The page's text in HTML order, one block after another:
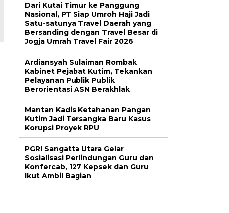
Dari Kutai Timur ke Panggung
Nasional, PT Siap Umroh Haji Jadi
Satu-satunya Travel Daerah yang
Bersanding dengan Travel Besar di
Jogja Umrah Travel Fair 2026
Ardiansyah Sulaiman Rombak
Kabinet Pejabat Kutim, Tekankan
Pelayanan Publik Publik
Berorientasi ASN Berakhlak
Mantan Kadis Ketahanan Pangan
Kutim Jadi Tersangka Baru Kasus
Korupsi Proyek RPU
PGRI Sangatta Utara Gelar
Sosialisasi Perlindungan Guru dan
Konfercab, 127 Kepsek dan Guru
Ikut Ambil Bagian